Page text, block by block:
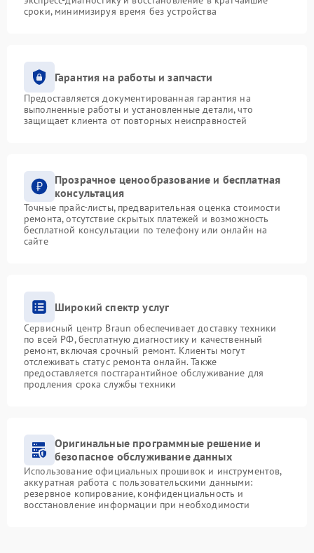
сроки, минимизируя время без устройства
Гарантия на работы и запчасти
Предоставляется документированная гарантия на
выполненные работы и установленные детали, что
защищает клиента от повторных неисправностей
Прозрачное ценообразование и бесплатная
консультация
Точные прайс-листы, предварительная оценка стоимости
ремонта, отсутствие скрытых платежей и возможность
бесплатной консультации по телефону или онлайн на
сайте
Широкий спектр услуг
Сервисный центр Braun обеспечивает доставку техники
по всей РФ, бесплатную диагностику и качественный
ремонт, включая срочный ремонт. Клиенты могут
отслеживать статус ремонта онлайн. Также
предоставляется постгарантийное обслуживание для
продления срока службы техники
Оригинальные программные решение и
безопасное обслуживание данных
Использование официальных прошивок и инструментов,
аккуратная работа с пользовательскими данными:
резервное копирование, конфиденциальность и
восстановление информации при необходимости